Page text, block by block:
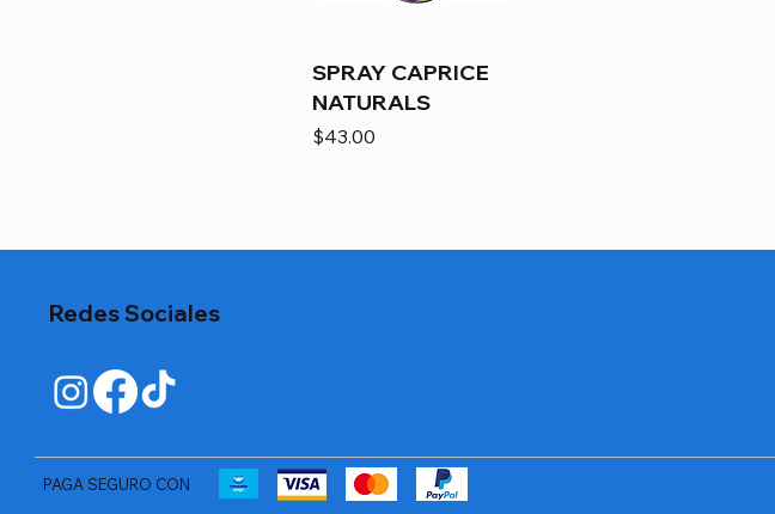
SPRAY CAPRICE
NATURALS
Precio
$43.00
Redes Sociales
PAGA SEGURO CON